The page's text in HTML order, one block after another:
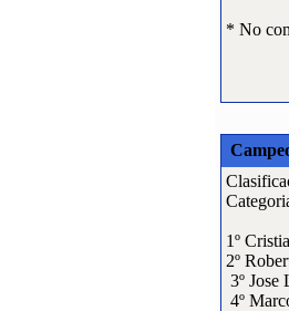
* No
total
1º
2º
3º
4º